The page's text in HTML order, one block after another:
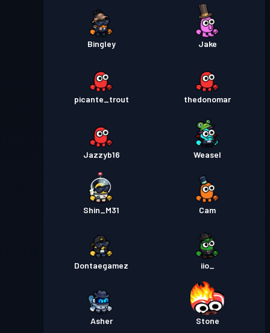
Bingley Jake
picante_trout thedonomar
Jazzyb16 Weasel
Shin_M31 Cam
Dontaegamez iio_
Asher Stone